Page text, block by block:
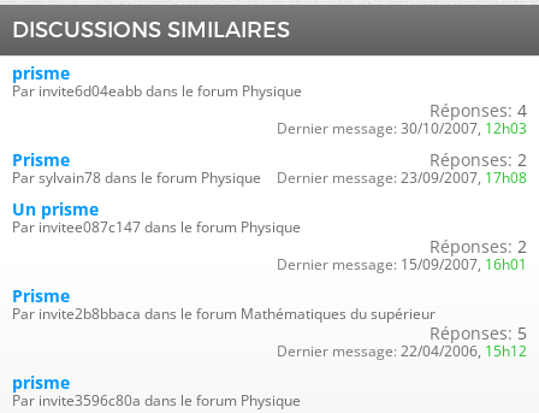
DISCUSSIONS SIMILAIRES
prisme
Par invite6d04eabb dans le forum Physique
Réponses: 4
Dernier message: 30/10/2007, 12h03
Prisme
Par sylvain78 dans le forum Physique
Réponses: 2
Dernier message: 23/09/2007, 17h08
Un prisme
Par invitee087c147 dans le forum Physique
Réponses: 2
Dernier message: 15/09/2007, 16h01
Prisme
Par invite2b8bbaca dans le forum Mathématiques du supérieur
Réponses: 5
Dernier message: 22/04/2006, 15h12
prisme
Par invite3596c80a dans le forum Physique